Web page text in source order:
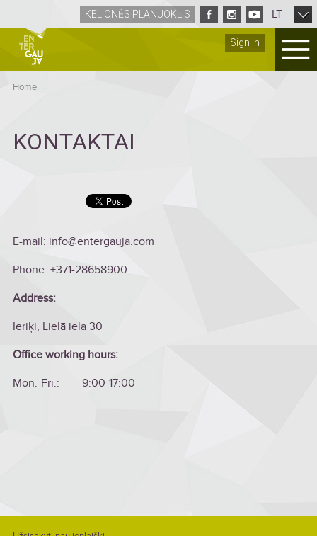
Sign in
KELIONĖS PLANUOKLIS LT
Home
KONTAKTAI
E-mail: info@entergauja.com
Phone: +371-28658900
Address:
Ieriķi, Lielā iela 30
Office working hours:
Mon.-Fri.: 9:00-17:00